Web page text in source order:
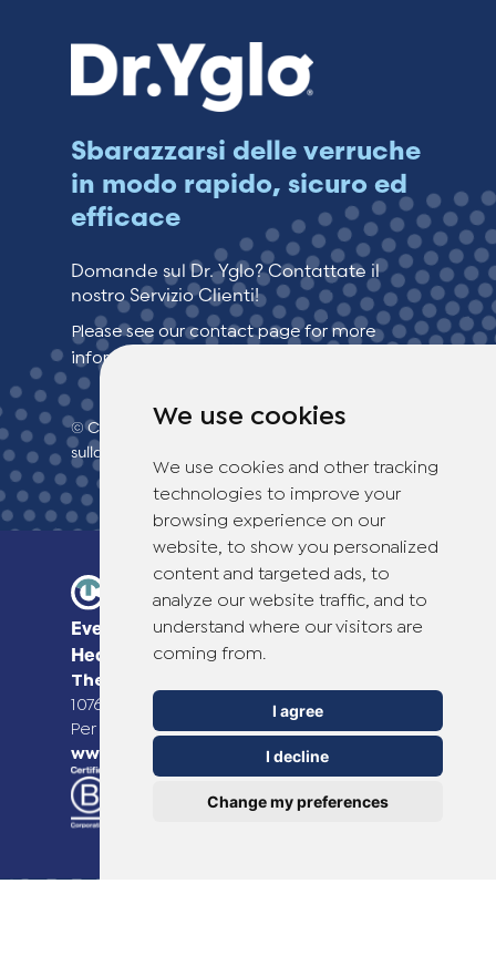
We use cookies
We use cookies and other tracking
technologies to improve your
browsing experience on our
website, to show you personalized
content and targeted ads, to
analyze our website traffic, and to
understand where our visitors are
coming from.
I agree
I decline
Change my preferences
Sbarazzarsi delle verruche
in modo rapido, sicuro ed
efficace
Domande sul Dr. Yglo? Contattate il
nostro Servizio Clienti!
Please see our contact page for more
information.
© Copyright 2026 TheOTCLab B.V.> politica
sulla privacy
Everyday Smart
Healthcare Solutions
TheOTCLab B.V.
1076 EE Amsterdam, The Netherlands
Per ulteriori informazioni, visitare il sito
www.theotclab.com